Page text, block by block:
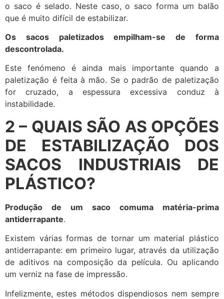
o saco é selado. Neste caso, o saco forma um balão
que é muito difícil de estabilizar.
Os sacos paletizados empilham-se de forma
descontrolada.
Este fenómeno é ainda mais importante quando a
paletização é feita à mão. Se o padrão de paletização
for cruzado, a espessura excessiva conduz à
instabilidade.
2 – QUAIS SÃO AS OPÇÕES
DE ESTABILIZAÇÃO DOS
SACOS INDUSTRIAIS DE
PLÁSTICO?
Produção de um saco comuma matéria-prima
antiderrapante.
Existem várias formas de tornar um material plástico
antiderrapante: em primeiro lugar, através da utilização
de aditivos na composição da película. Ou aplicando
um verniz na fase de impressão.
Infelizmente, estes métodos dispendiosos nem sempre